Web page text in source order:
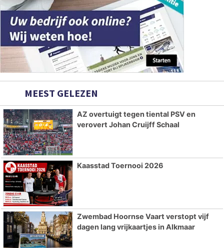
MEEST GELEZEN
AZ overtuigt tegen tiental PSV en
verovert Johan Cruijff Schaal
Kaasstad Toernooi 2026
Zwembad Hoornse Vaart verstopt vijf
dagen lang vrijkaartjes in Alkmaar